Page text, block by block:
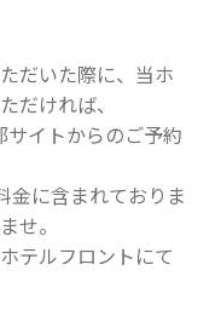
だいた際に、当ホ
だければ、
サイトからのご予約
金に含まれておりま
せ。
テルフロントにて